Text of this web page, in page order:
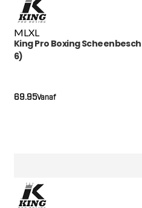
ML XL
King Pro Boxing
6)
Vanaf
69.95